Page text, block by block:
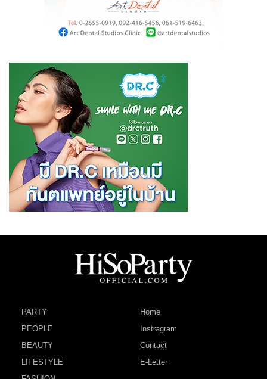
PARTY
PEOPLE
BEAUTY
LIFESTYLE
Home
Instragram
Contact
E-Letter